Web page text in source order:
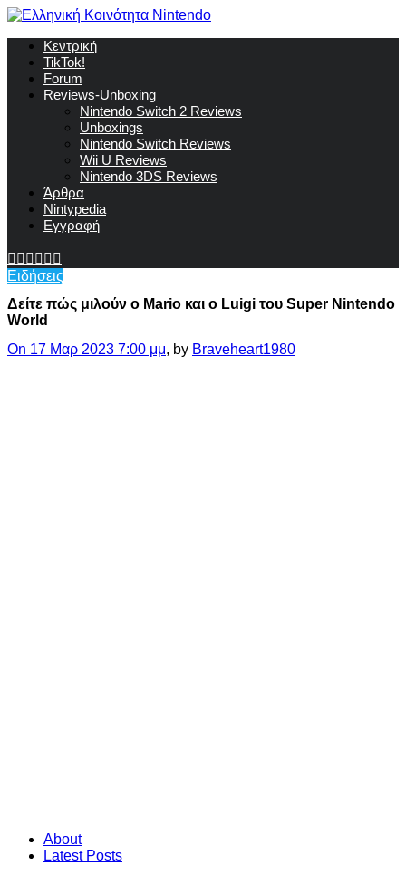
Κεντρική
TikTok!
Forum
Reviews-Unboxing
Nintendo Switch 2 Reviews
Unboxings
Nintendo Switch Reviews
Wii U Reviews
Nintendo 3DS Reviews
Άρθρα
Nintypedia
Εγγραφή
Ειδήσεις
Δείτε πώς μιλούν ο Mario και ο Luigi του Super Nintendo
World
On 17 Μαρ 2023 7:00 μμ, by Braveheart1980
About
Latest Posts